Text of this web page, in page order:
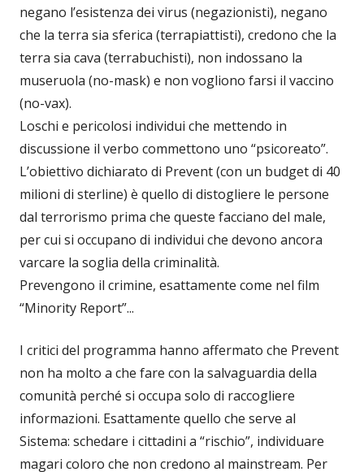
negano l’esistenza dei virus (negazionisti), negano
che la terra sia sferica (terrapiattisti), credono che la
terra sia cava (terrabuchisti), non indossano la
museruola (no-mask) e non vogliono farsi il vaccino
(no-vax).
Loschi e pericolosi individui che mettendo in
discussione il verbo commettono uno “psicoreato”.
L’obiettivo dichiarato di Prevent (con un budget di 40
milioni di sterline) è quello di distogliere le persone
dal terrorismo prima che queste facciano del male,
per cui si occupano di individui che devono ancora
varcare la soglia della criminalità.
Prevengono il crimine, esattamente come nel film
“Minority Report”...
I critici del programma hanno affermato che Prevent
non ha molto a che fare con la salvaguardia della
comunità perché si occupa solo di raccogliere
informazioni. Esattamente quello che serve al
Sistema: schedare i cittadini a “rischio”, individuare
magari coloro che non credono al mainstream. Per